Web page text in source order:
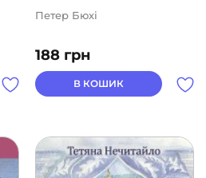
188 грн
Петер Бюхі
В КОШИК